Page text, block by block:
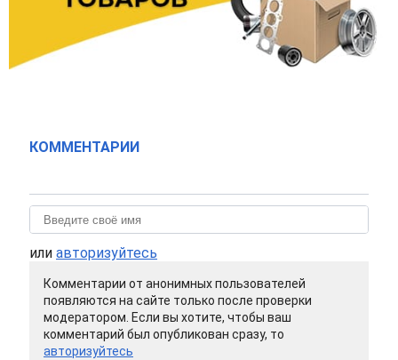
КОММЕНТАРИИ
или авторизуйтесь
Комментарии от анонимных пользователей
появляются на сайте только после проверки
модератором. Если вы хотите, чтобы ваш
комментарий был опубликован сразу, то
авторизуйтесь